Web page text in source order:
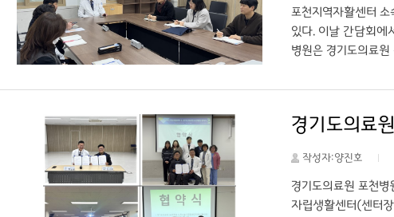
포천지역자활센터
있다. 이날 간담회에
병원은 경기도의료
으로 검토하기로 했
예산 범위 내에서 진
작성자:양진호
경기도의료원 포천
자립생활센터(센터